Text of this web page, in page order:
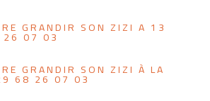
GRANDIR SON ZIZI A 13
26 07 03
GRANDIR SON ZIZI À LA
68 26 07 03